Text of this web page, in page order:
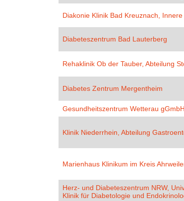
Diakonie Klinik Bad Kreuznach,
Diabeteszentrum Bad Lauterberg
Rehaklinik Ob der Tauber, Abteilung
Diabetes Zentrum Mergentheim
Gesundheitszentrum Wetterau
Klinik Niederrhein, Abteilung
Marienhaus Klinikum im Kreis
Herz- und Diabeteszentrum NRW,
Klinik für Diabetologie und